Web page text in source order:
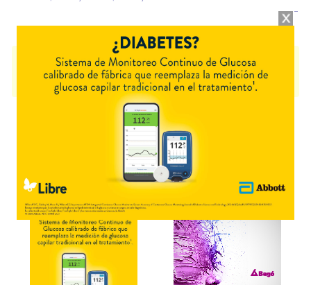
contieneparacetamol+pseudoefedrina+asoc. y se indica como
Analgésico Descongestivo. Es producido porLaboratorios Bernabó
cuenta con 1 presentación disponible.
Otros productos con
paracetamol+pseudoefedrina+asoc.
Otros productos de Laboratorios Bernabó